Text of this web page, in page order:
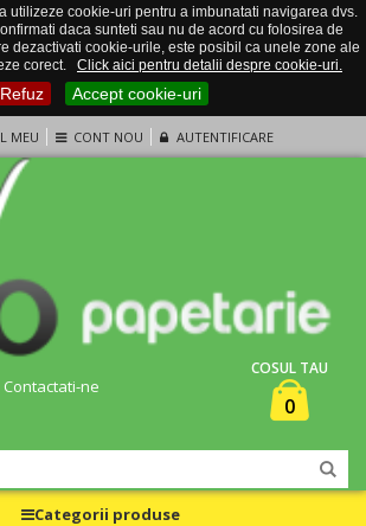
utilizeze cookie-uri pentru a imbunatati navigarea dvs.
daca sunteti sau nu de acord cu folosirea de
dezactivati cookie-urile, este posibil ca unele zone ale
corect.
Click aici pentru detalii despre cookie-uri.
Refuz Accept cookie-uri
MEU CONT NOU AUTENTIFICARE
Contactati-ne
COSUL TAU
0
Categorii produse